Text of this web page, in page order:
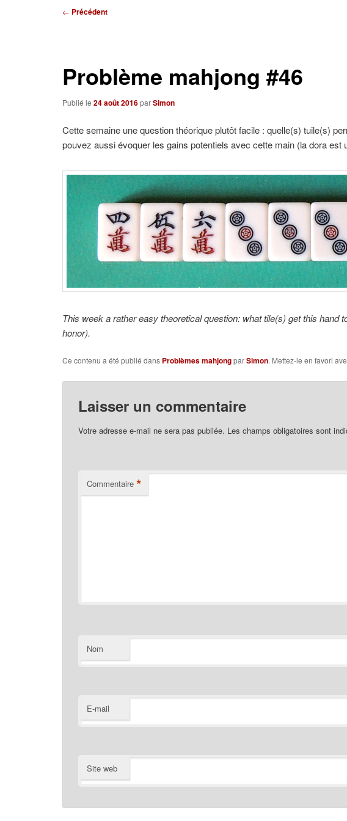
Navigation
← Précédent
Problème mahjong #46
Publié le24 août 2016parSimon
Cette semaine une question théorique plutôt facile : quelle(s) tuile(s)
pouvez aussi évoquer les gains potentiels avec cette main (la dora est
This week a rather easy theoretical question: what tile(s) get this hand
honor).
Ce contenu a été publié dans Problèmes mahjongparSimon. Mettez-le en favori
Laisser un commentaire
Votre adresse e-mail ne sera pas publiée. Les champs obligatoires sont
Commentaire *
Nom
E-mail
Site web